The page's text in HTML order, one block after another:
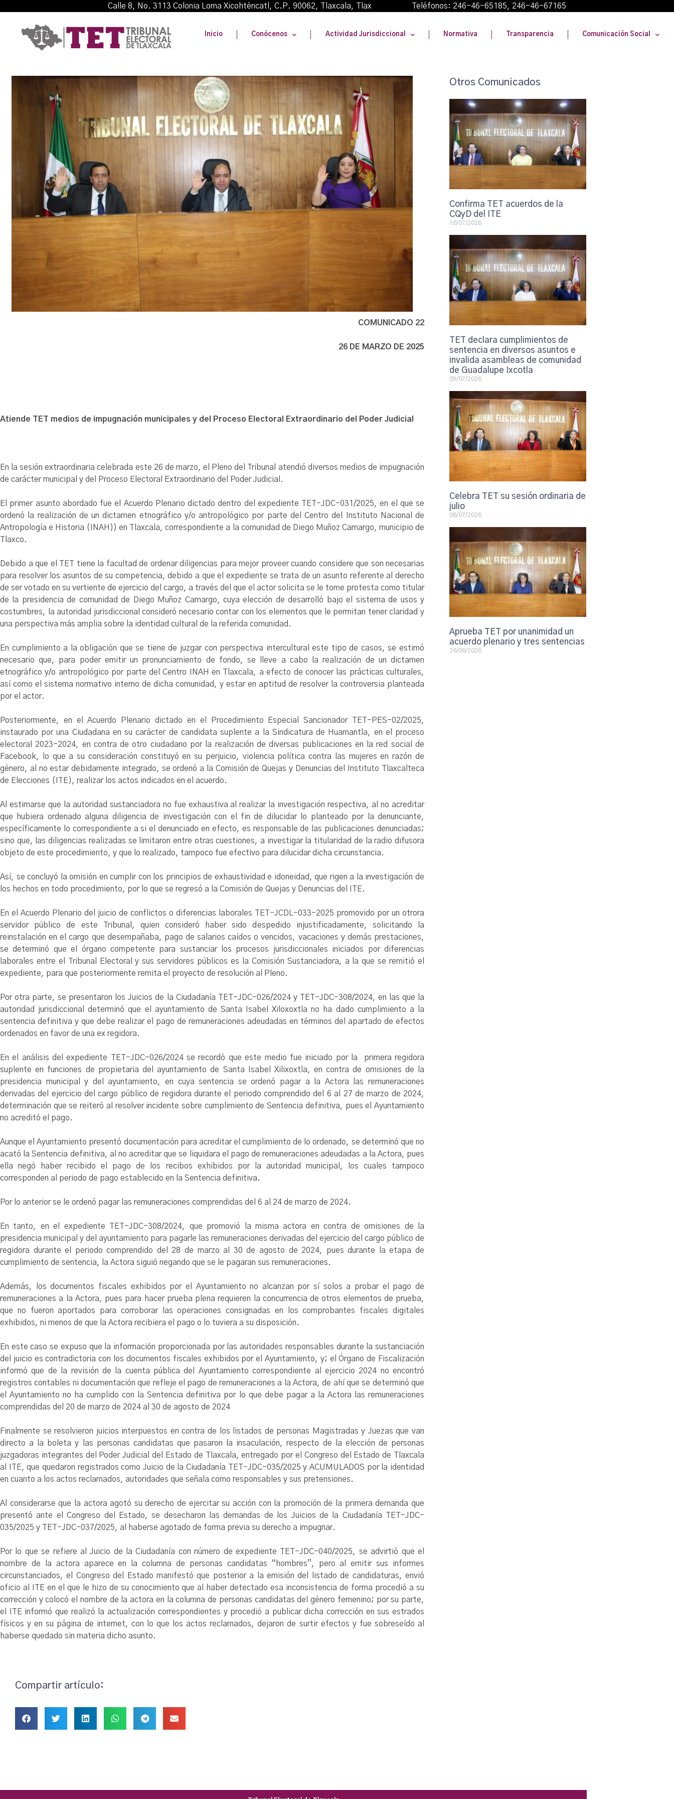
Calle 8, No. 3113 Colonia Loma Xicohténcatl, C.P. 90062, Tlaxcala, Tlax Teléfonos: 246-46-65185, 246-46-67165
Inicio Conócenos Actividad Jurisdiccional Normativa Transparencia Comunicación Social
COMUNICADO 22
26 DE MARZO DE 2025
Atiende TET medios de impugnación municipales y del Proceso Electoral Extraordinario del Poder Judicial
En la sesión extraordinaria celebrada este 26 de marzo, el Pleno del Tribunal atendió diversos medios de impugnación
de carácter municipal y del Proceso Electoral Extraordinario del Poder Judicial.
El primer asunto abordado fue el Acuerdo Plenario dictado dentro del expediente TET-JDC-031/2025, en el que se
ordenó la realización de un dictamen etnográfico y/o antropológico por parte del Centro del Instituto Nacional de
Antropología e Historia (INAH)) en Tlaxcala, correspondiente a la comunidad de Diego Muñoz Camargo, municipio de
Tlaxco.
Debido a que el TET tiene la facultad de ordenar diligencias para mejor proveer cuando considere que son necesarias
para resolver los asuntos de su competencia, debido a que el expediente se trata de un asunto referente al derecho
de ser votado en su vertiente de ejercicio del cargo, a través del que el actor solicita se le tome protesta como titular
de la presidencia de comunidad de Diego Muñoz Camargo, cuya elección de desarrolló bajo el sistema de usos y
costumbres, la autoridad jurisdiccional consideró necesario contar con los elementos que le permitan tener claridad y
una perspectiva más amplia sobre la identidad cultural de la referida comunidad.
En cumplimiento a la obligación que se tiene de juzgar con perspectiva intercultural este tipo de casos, se estimó
necesario que, para poder emitir un pronunciamiento de fondo, se lleve a cabo la realización de un dictamen
etnográfico y/o antropológico por parte del Centro INAH en Tlaxcala, a efecto de conocer las prácticas culturales,
así como el sistema normativo interno de dicha comunidad, y estar en aptitud de resolver la controversia planteada
por el actor.
Posteriormente, en el Acuerdo Plenario dictado en el Procedimiento Especial Sancionador TET-PES-02/2025,
instaurado por una Ciudadana en su carácter de candidata suplente a la Sindicatura de Huamantla, en el proceso
electoral 2023-2024, en contra de otro ciudadano por la realización de diversas publicaciones en la red social de
Facebook, lo que a su consideración constituyó en su perjuicio, violencia política contra las mujeres en razón de
género, al no estar debidamente integrado, se ordenó a la Comisión de Quejas y Denuncias del Instituto Tlaxcalteca
de Elecciones (ITE), realizar los actos indicados en el acuerdo.
Al estimarse que la autoridad sustanciadora no fue exhaustiva al realizar la investigación respectiva, al no acreditar
que hubiera ordenado alguna diligencia de investigación con el fin de dilucidar lo planteado por la denunciante,
específicamente lo correspondiente a si el denunciado en efecto, es responsable de las publicaciones denunciadas;
sino que, las diligencias realizadas se limitaron entre otras cuestiones, a investigar la titularidad de la radio difusora
objeto de este procedimiento, y que lo realizado, tampoco fue efectivo para dilucidar dicha circunstancia.
Así, se concluyó la omisión en cumplir con los principios de exhaustividad e idoneidad, que rigen a la investigación de
los hechos en todo procedimiento, por lo que se regresó a la Comisión de Quejas y Denuncias del ITE.
En el Acuerdo Plenario del juicio de conflictos o diferencias laborales TET-JCDL-033-2025 promovido por un otrora
servidor público de este Tribunal, quien consideró haber sido despedido injustificadamente, solicitando la
reinstalación en el cargo que desempañaba, pago de salarios caídos o vencidos, vacaciones y demás prestaciones,
se determinó que el órgano competente para sustanciar los procesos jurisdiccionales iniciados por diferencias
laborales entre el Tribunal Electoral y sus servidores públicos es la Comisión Sustanciadora, a la que se remitió el
expediente, para que posteriormente remita el proyecto de resolución al Pleno.
Por otra parte, se presentaron los Juicios de la Ciudadanía TET-JDC-026/2024 y TET-JDC-308/2024, en las que la
autoridad jurisdiccional determinó que el ayuntamiento de Santa Isabel Xiloxoxtla no ha dado cumplimiento a la
sentencia definitiva y que debe realizar el pago de remuneraciones adeudadas en términos del apartado de efectos
ordenados en favor de una ex regidora.
En el análisis del expediente TET-JDC-026/2024 se recordó que este medio fue iniciado por la primera regidora
suplente en funciones de propietaria del ayuntamiento de Santa Isabel Xilixoxtla, en contra de omisiones de la
presidencia municipal y del ayuntamiento, en cuya sentencia se ordenó pagar a la Actora las remuneraciones
derivadas del ejercicio del cargo público de regidora durante el periodo comprendido del 6 al 27 de marzo de 2024,
determinación que se reiteró al resolver incidente sobre cumplimiento de Sentencia definitiva, pues el Ayuntamiento
no acreditó el pago.
Aunque el Ayuntamiento presentó documentación para acreditar el cumplimiento de lo ordenado, se determinó que no
acató la Sentencia definitiva, al no acreditar que se liquidara el pago de remuneraciones adeudadas a la Actora, pues
ella negó haber recibido el pago de los recibos exhibidos por la autoridad municipal, los cuales tampoco
corresponden al periodo de pago establecido en la Sentencia definitiva.
Por lo anterior se le ordenó pagar las remuneraciones comprendidas del 6 al 24 de marzo de 2024.
En tanto, en el expediente TET-JDC-308/2024, que promovió la misma actora en contra de omisiones de la
presidencia municipal y del ayuntamiento para pagarle las remuneraciones derivadas del ejercicio del cargo público de
regidora durante el periodo comprendido del 28 de marzo al 30 de agosto de 2024, pues durante la etapa de
cumplimiento de sentencia, la Actora siguió negando que se le pagaran sus remuneraciones.
Además, los documentos fiscales exhibidos por el Ayuntamiento no alcanzan por sí solos a probar el pago de
remuneraciones a la Actora, pues para hacer prueba plena requieren la concurrencia de otros elementos de prueba,
que no fueron aportados para corroborar las operaciones consignadas en los comprobantes fiscales digitales
exhibidos, ni menos de que la Actora recibiera el pago o lo tuviera a su disposición.
En este caso se expuso que la información proporcionada por las autoridades responsables durante la sustanciación
del juicio es contradictoria con los documentos fiscales exhibidos por el Ayuntamiento, y; el Órgano de Fiscalización
informó que de la revisión de la cuenta pública del Ayuntamiento correspondiente al ejercicio 2024 no encontró
registros contables ni documentación que refleje el pago de remuneraciones a la Actora, de ahí que se determinó que
el Ayuntamiento no ha cumplido con la Sentencia definitiva por lo que debe pagar a la Actora las remuneraciones
comprendidas del 20 de marzo de 2024 al 30 de agosto de 2024
Finalmente se resolvieron juicios interpuestos en contra de los listados de personas Magistradas y Juezas que van
directo a la boleta y las personas candidatas que pasaron la insaculación, respecto de la elección de personas
juzgadoras integrantes del Poder Judicial del Estado de Tlaxcala, entregado por el Congreso del Estado de Tlaxcala
al ITE, que quedaron registrados como Juicio de la Ciudadanía TET-JDC-035/2025 y ACUMULADOS por la identidad
en cuanto a los actos reclamados, autoridades que señala como responsables y sus pretensiones.
Al considerarse que la actora agotó su derecho de ejercitar su acción con la promoción de la primera demanda que
presentó ante el Congreso del Estado, se desecharon las demandas de los Juicios de la Ciudadanía TET-JDC-
035/2025 y TET-JDC-037/2025, al haberse agotado de forma previa su derecho a impugnar.
Por lo que se refiere al Juicio de la Ciudadanía con número de expediente TET-JDC-040/2025, se advirtió que el
nombre de la actora aparece en la columna de personas candidatas “hombres”, pero al emitir sus informes
circunstanciados, el Congreso del Estado manifestó que posterior a la emisión del listado de candidaturas, envió
oficio al ITE en el que le hizo de su conocimiento que al haber detectado esa inconsistencia de forma procedió a su
corrección y colocó el nombre de la actora en la columna de personas candidatas del género femenino; por su parte,
el ITE informó que realizó la actualización correspondientes y procedió a publicar dicha corrección en sus estrados
físicos y en su página de internet, con lo que los actos reclamados, dejaron de surtir efectos y fue sobreseído al
haberse quedado sin materia dicho asunto.
Compartir artículo:
Otros Comunicados
Confirma TET acuerdos de la
CQyD del ITE
16/07/2026
TET declara cumplimientos de
sentencia en diversos asuntos e
invalida asambleas de comunidad
de Guadalupe Ixcotla
09/07/2026
Celebra TET su sesión ordinaria de
julio
06/07/2026
Aprueba TET por unanimidad un
acuerdo plenario y tres sentencias
26/06/2026